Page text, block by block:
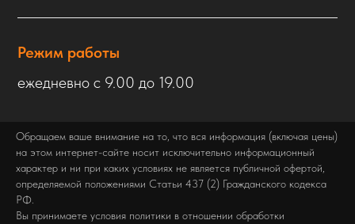
Режим работы
ежедневно с 9.00 до 19.00
Обращаем ваше внимание на то, что вся информация (включая цены)
на этом интернет-сайте носит исключительно информационный
характер и ни при каких условиях не является публичной офертой,
определяемой положениями Статьи 437 (2) Гражданского кодекса
РФ.
Вы принимаете условия политики в отношении обработки